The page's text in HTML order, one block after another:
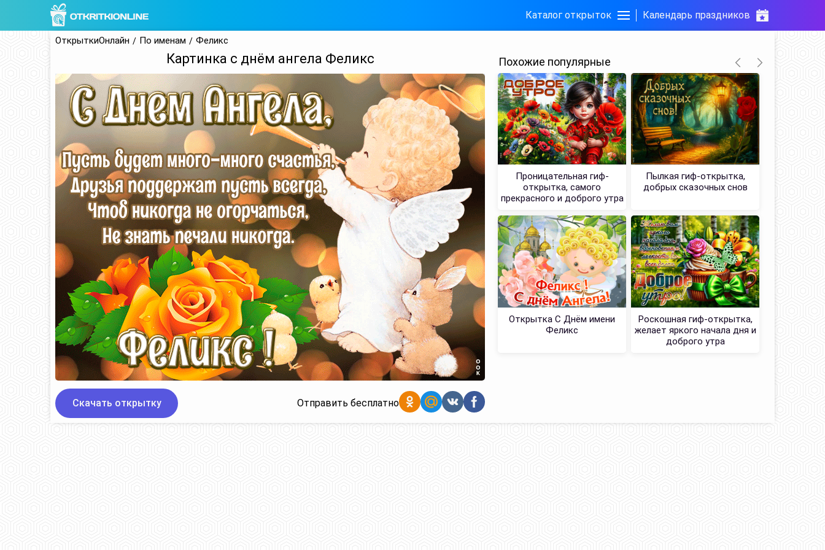
Каталог открыток Календарь праздников
ОткрыткиОнлайн По именам Феликс
Картинка с днём ангела Феликс
Скачать открытку Отправить бесплатно
Похожие популярные
Проницательная гиф-
открытка, самого
прекрасного и доброго утра
Пылкая гиф-открытка,
добрых сказочных снов
Открытка С Днём имени
Феликс
Роскошная гиф-открытка,
желает яркого начала дня и
доброго утра